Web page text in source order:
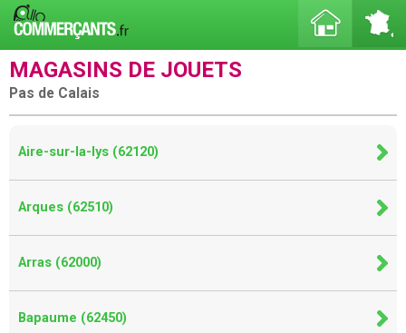
MAGASINS DE JOUETS
Pas de Calais
Aire-sur-la-lys (62120)
Arques (62510)
Arras (62000)
Bapaume (62450)